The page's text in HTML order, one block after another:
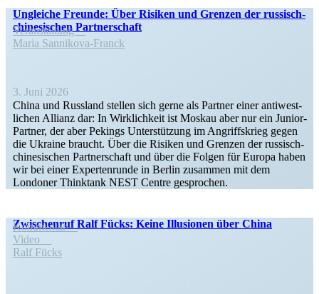
Ungleiche Freunde: Über Risiken und Grenzen der russisch-
chine­­si­­schen Partnerschaft
Veran­staltung
Maria Sannikova-Franck
3. Juni 2026
China und Russland stellen sich gerne als Partner einer antiwest­
lichen Allianz dar: In Wirklichkeit ist Moskau aber nur ein Junior-
Partner, der aber Pekings Unter­stützung im Angriffs­krieg gegen
die Ukraine braucht. Über die Risiken und Grenzen der russisch-
chine­­si­­schen Partner­schaft und über die Folgen für Europa haben
wir bei einer Exper­ten­runde in Berlin zusammen mit dem
Londoner Thinktank NEST Centre gesprochen.
Zwischenruf Ralf Fücks: Keine Illusionen über China
Kommentar
Video
Ralf Fücks